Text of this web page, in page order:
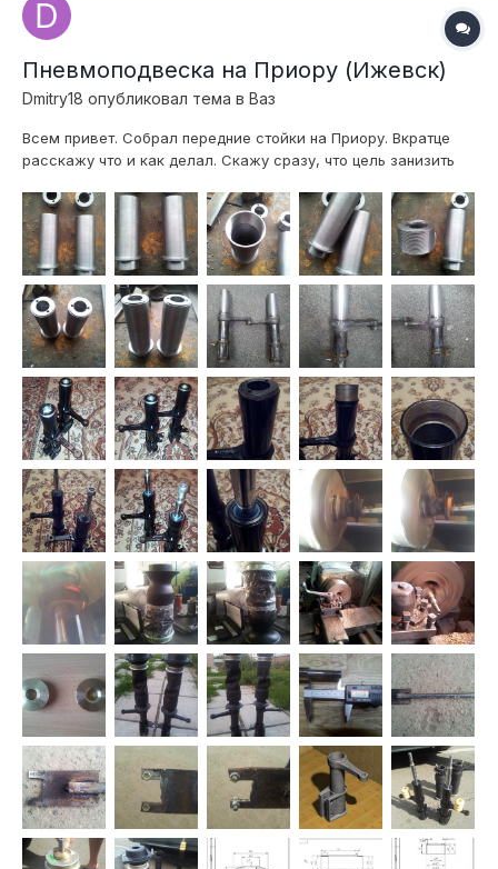
Пневмоподвеска на Приору (Ижевск)
Dmitry18 опубликовал тема в Ваз
Всем привет. Собрал передние стойки на Приору. Вкратце
расскажу что и как делал. Скажу сразу, что цель занизить
рассчитывается на сток. 1) Были куплены две убитые
приоровские стойки СААЗ. Распилил их пополам. Фотки
забыл сделать поэтому выклад...